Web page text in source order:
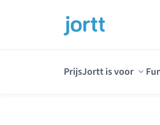
PrijsJortt is voor